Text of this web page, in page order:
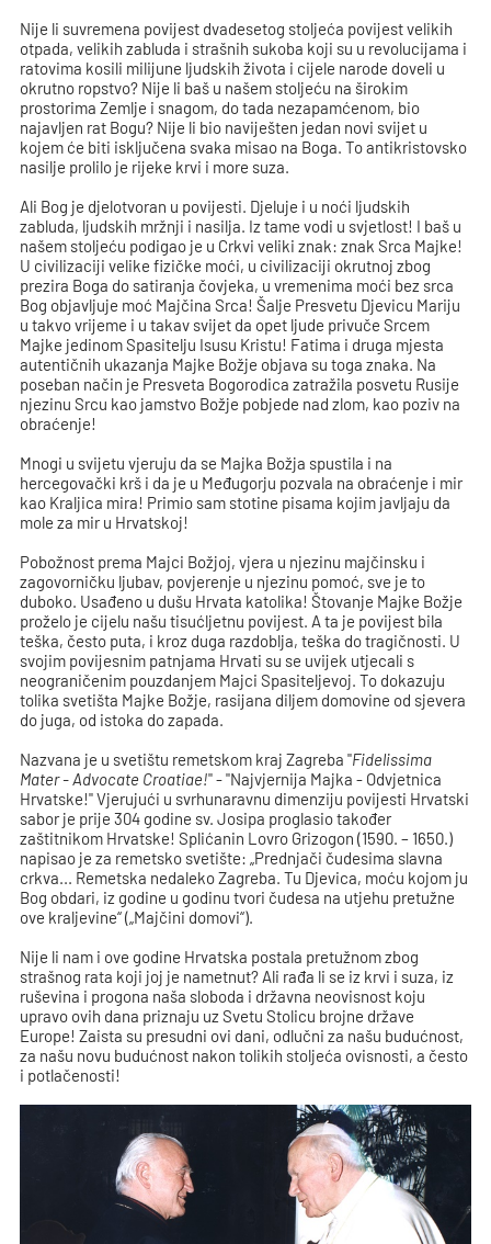
Nije li suvremena povijest dvadesetog stoljeća povijest velikih
otpada, velikih zabluda i strašnih sukoba koji su u revolucijama i
ratovima kosili milijune ljudskih života i cijele narode doveli u
okrutno ropstvo? Nije li baš u našem stoljeću na širokim
prostorima Zemlje i snagom, do tada nezapamćenom, bio
najavljen rat Bogu? Nije li bio naviješten jedan novi svijet u
kojem će biti isključena svaka misao na Boga. To antikristovsko
nasilje prolilo je rijeke krvi i more suza.
Ali Bog je djelotvoran u povijesti. Djeluje i u noći ljudskih
zabluda, ljudskih mržnji i nasilja. Iz tame vodi u svjetlost! I baš u
našem stoljeću podigao je u Crkvi veliki znak: znak Srca Majke!
U civilizaciji velike fizičke moći, u civilizaciji okrutnoj zbog
prezira Boga do satiranja čovjeka, u vremenima moći bez srca
Bog objavljuje moć Majčina Srca! Šalje Presvetu Djevicu Mariju
u takvo vrijeme i u takav svijet da opet ljude privuče Srcem
Majke jedinom Spasitelju Isusu Kristu! Fatima i druga mjesta
autentičnih ukazanja Majke Božje objava su toga znaka. Na
poseban način je Presveta Bogorodica zatražila posvetu Rusije
njezinu Srcu kao jamstvo Božje pobjede nad zlom, kao poziv na
obraćenje!
Mnogi u svijetu vjeruju da se Majka Božja spustila i na
hercegovački krš i da je u Međugorju pozvala na obraćenje i mir
kao Kraljica mira! Primio sam stotine pisama kojim javljaju da
mole za mir u Hrvatskoj!
Pobožnost prema Majci Božjoj, vjera u njezinu majčinsku i
zagovorničku ljubav, povjerenje u njezinu pomoć, sve je to
duboko. Usađeno u dušu Hrvata katolika! Štovanje Majke Božje
proželo je cijelu našu tisućljetnu povijest. A ta je povijest bila
teška, često puta, i kroz duga razdoblja, teška do tragičnosti. U
svojim povijesnim patnjama Hrvati su se uvijek utjecali s
neograničenim pouzdanjem Majci Spasiteljevoj. To dokazuju
tolika svetišta Majke Božje, rasijana diljem domovine od sjevera
do juga, od istoka do zapada.
Nazvana je u svetištu remetskom kraj Zagreba "Fidelissima
Mater - Advocate Croatiae!" - "Najvjernija Majka - Odvjetnica
Hrvatske!" Vjerujući u svrhunaravnu dimenziju povijesti Hrvatski
sabor je prije 304 godine sv. Josipa proglasio također
zaštitnikom Hrvatske! Splićanin Lovro Grizogon (1590. – 1650.)
napisao je za remetsko svetište: „Prednjači čudesima slavna
crkva... Remetska nedaleko Zagreba. Tu Djevica, moću kojom ju
Bog obdari, iz godine u godinu tvori čudesa na utjehu pretužne
ove kraljevine“ („Majčini domovi“).
Nije li nam i ove godine Hrvatska postala pretužnom zbog
strašnog rata koji joj je nametnut? Ali rađa li se iz krvi i suza, iz
ruševina i progona naša sloboda i državna neovisnost koju
upravo ovih dana priznaju uz Svetu Stolicu brojne države
Europe! Zaista su presudni ovi dani, odlučni za našu budućnost,
za našu novu budućnost nakon tolikih stoljeća ovisnosti, a često
i potlačenosti!